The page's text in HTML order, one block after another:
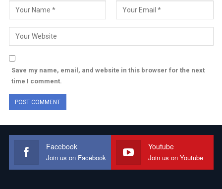
Save my name, email, and website in this browser for the next
time I comment.
Facebook
Join us on Facebook
Youtube
Join us on Youtube